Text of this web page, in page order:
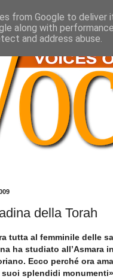
della Torah
tutta al femminile delle
ha studiato all’Asmara
Ecco perché ora
splendidi
from Google to deliver
along with
and address abuse.